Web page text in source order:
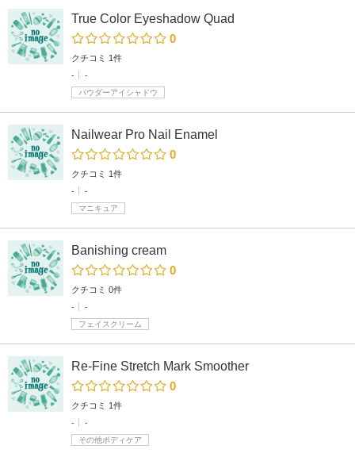
True Color Eyeshadow Quad
0
クチコミ 1件
-
-
パウダーアイシャドウ
Nailwear Pro Nail Enamel
0
クチコミ 1件
-
-
マニキュア
Banishing cream
0
クチコミ 0件
-
-
フェイスクリーム
Re-Fine Stretch Mark Smoother
0
クチコミ 1件
-
-
その他ボディケア